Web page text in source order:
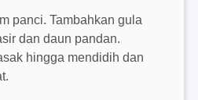
panci. Tambahkan gula
dan daun pandan.
hingga mendidih dan